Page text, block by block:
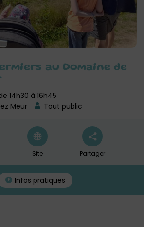
au Domaine de
14h30 à 16h45
Meur
Tout public
Site Partager
Infos pratiques